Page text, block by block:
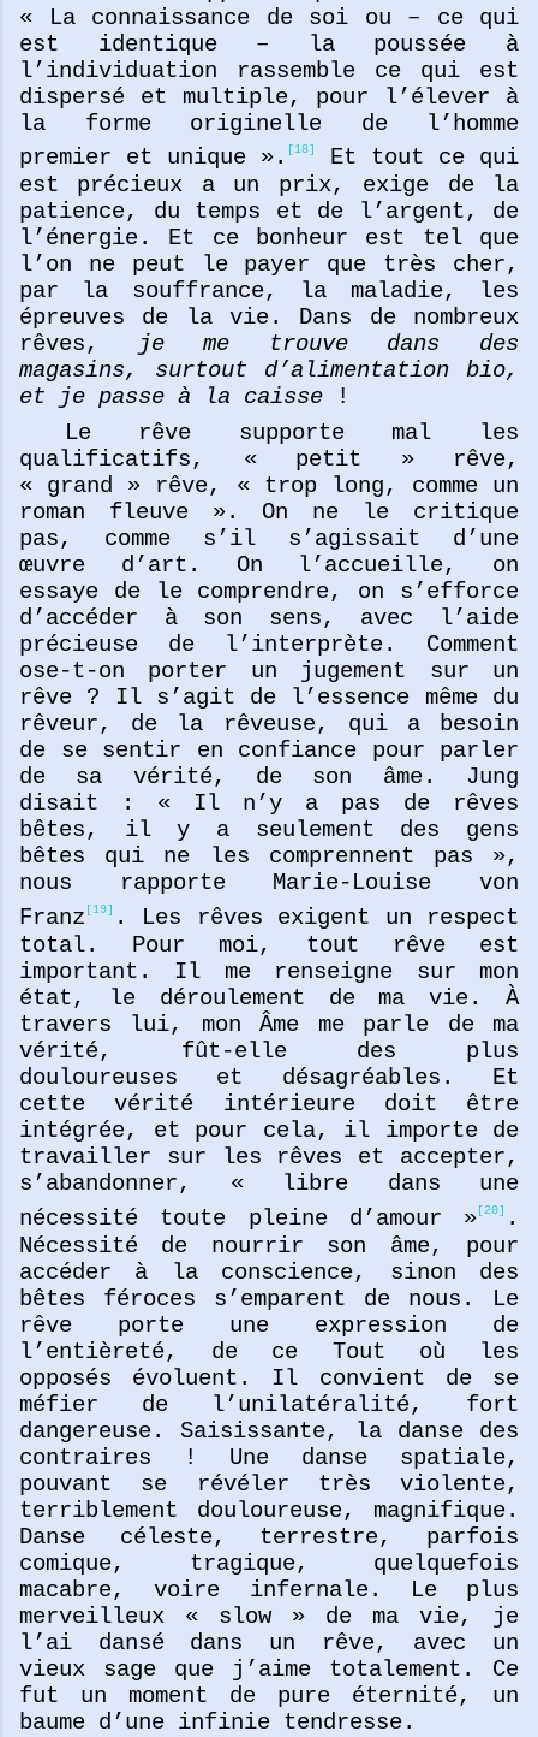
« La connaissance de soi ou – ce qui
est identique – la poussée à
l’individuation rassemble ce qui est
dispersé et multiple, pour l’élever à
la forme originelle de l’homme
premier et unique ».
[18]
Et tout ce qui
est précieux a un prix, exige de la
patience, du temps et de l’argent, de
l’énergie. Et ce bonheur est tel que
l’on ne peut le payer que très cher,
par la souffrance, la maladie, les
épreuves de la vie. Dans de nombreux
rêves,
je me trouve dans des
magasins, surtout d’alimentation bio,
et je passe à la caisse !
Le rêve supporte mal les
qualificatifs, « petit » rêve,
« grand » rêve, « trop long, comme un
roman fleuve ». On ne le critique
pas, comme s’il s’agissait d’une
œuvre d’art. On l’accueille, on
essaye de le comprendre, on s’efforce
d’accéder à son sens, avec l’aide
précieuse de l’interprète. Comment
ose-t-on porter un jugement sur un
rêve ? Il s’agit de l’essence même du
rêveur, de la rêveuse, qui a besoin
de se sentir en confiance pour parler
de sa vérité, de son âme. Jung
disait : « Il n’y a pas de rêves
bêtes, il y a seulement des gens
bêtes qui ne les comprennent pas »,
nous rapporte Marie-Louise von
Franz [19]
. Les rêves exigent un respect
total. Pour moi, tout rêve est
important. Il me renseigne sur mon
état, le déroulement de ma vie. À
travers lui, mon Âme me parle de ma
vérité, fût-elle des plus
douloureuses et désagréables. Et
cette vérité intérieure doit être
intégrée, et pour cela, il importe de
travailler sur les rêves et accepter,
s’abandonner, « libre dans une
nécessité toute pleine d’amour » [20]
.
Nécessité de nourrir son âme, pour
accéder à la conscience, sinon des
bêtes féroces s’emparent de nous. Le
rêve porte une expression de
l’entièreté, de ce Tout où les
opposés évoluent. Il convient de se
méfier de l’unilatéralité, fort
dangereuse. Saisissante, la danse des
contraires ! Une danse spatiale,
pouvant se révéler très violente,
terriblement douloureuse, magnifique.
Danse céleste, terrestre, parfois
comique, tragique, quelquefois
macabre, voire infernale. Le plus
merveilleux « slow » de ma vie, je
l’ai dansé dans un rêve, avec un
vieux sage que j’aime totalement. Ce
fut un moment de pure éternité, un
baume d’une infinie tendresse.